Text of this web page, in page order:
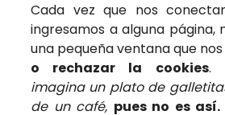
Cada vez que nos
ingresamos a alguna página,
una pequeña ventana que
o rechazar la cookies.
imagina un plato de
de un café, pues no es así.